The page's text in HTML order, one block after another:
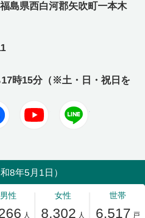
島県西白河郡矢吹町一本木
時15分（※土・日・祝日を
Facebook Youtube